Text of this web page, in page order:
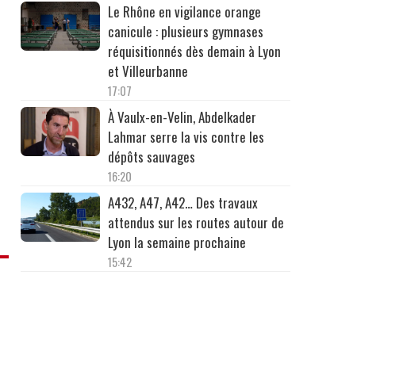
Le Rhône en vigilance orange
canicule : plusieurs gymnases
réquisitionnés dès demain à Lyon
et Villeurbanne
17:07
À Vaulx-en-Velin, Abdelkader
Lahmar serre la vis contre les
dépôts sauvages
16:20
A432, A47, A42… Des travaux
attendus sur les routes autour de
Lyon la semaine prochaine
15:42